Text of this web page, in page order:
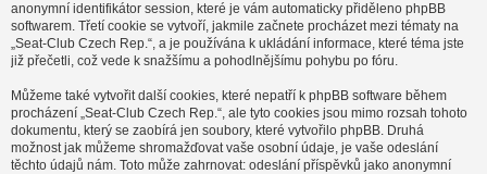
anonymní identifikátor session, které je vám automaticky přiděleno phpBB
softwarem. Třetí cookie se vytvoří, jakmile začnete procházet mezi tématy na
„Seat-Club Czech Rep.“, a je používána k ukládání informace, které téma jste
již přečetli, což vede k snažšímu a pohodlnějšímu pohybu po fóru.
Můžeme také vytvořit další cookies, které nepatří k phpBB software během
procházení „Seat-Club Czech Rep.“, ale tyto cookies jsou mimo rozsah tohoto
dokumentu, který se zaobírá jen soubory, které vytvořilo phpBB. Druhá
možnost jak můžeme shromažďovat vaše osobní údaje, je vaše odeslání
těchto údajů nám. Toto může zahrnovat: odeslání příspěvků jako anonymní